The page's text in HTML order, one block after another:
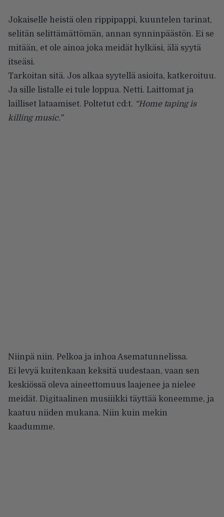
Jokaiselle heistä olen rippipappi, kuuntelen tarinat,
selitän selittämättömän, annan synninpäästön. Ei se
mitään, et ole ainoa joka meidät hylkäsi, älä syytä
itseäsi.
Tarkoitan sitä. Jos alkaa syytellä asioita, katkeroituu.
Ja sille listalle ei tule loppua. Netti. Laittomat ja
lailliset lataamiset. Poltetut cd:t. “Home taping is
killing music.”
Niinpä niin. Pelkoa ja inhoa Asematunnelissa.
Ei levyä kuitenkaan keksitä uudestaan, vaan sen
keskiössä oleva aineettomuus laajenee ja nielee
meidät. Digitaalinen musiiikki täyttää koneemme, ja
kaatuu niiden mukana. Niin kuin mekin
kaadumme.